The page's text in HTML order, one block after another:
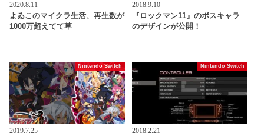
2020.8.11
よゐこのマイクラ生活、再生数が
1000万超えてて草
2018.9.10
『ロックマン11』のボスキャラ
のデザインが公開！
Nintendo Switch
2019.7.25
Nintendo Switch
2018.2.21